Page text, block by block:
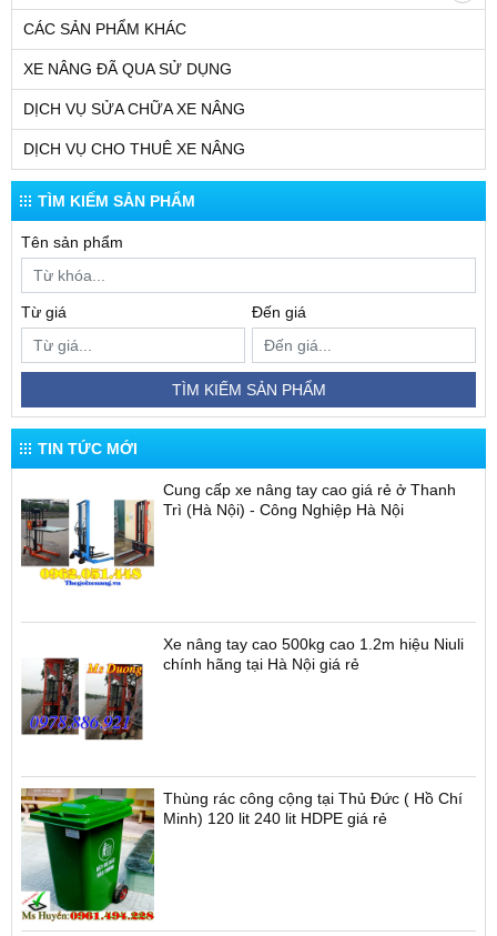
CÁC SẢN PHẨM KHÁC
XE NÂNG ĐÃ QUA SỬ DỤNG
DỊCH VỤ SỬA CHỮA XE NÂNG
DỊCH VỤ CHO THUÊ XE NÂNG
TÌM KIẾM SẢN PHẨM
Tên sản phẩm
Từ giá Đến giá
TÌM KIẾM SẢN PHẨM
TIN TỨC MỚI
Cung cấp xe nâng tay cao giá rẻ ở Thanh
Trì (Hà Nội) - Công Nghiệp Hà Nội
Xe nâng tay cao 500kg cao 1.2m hiệu Niuli
chính hãng tại Hà Nội giá rẻ
Thùng rác công cộng tại Thủ Đức ( Hồ Chí
Minh) 120 lit 240 lit HDPE giá rẻ